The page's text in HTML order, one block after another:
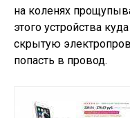
на коленях
этого устройства
скрытую
попасть в провод.